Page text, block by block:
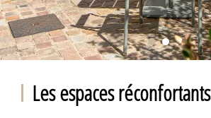
Les espaces réconfortants